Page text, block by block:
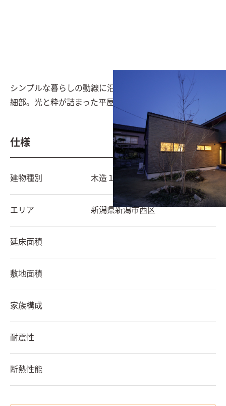
シンプルな暮らしの動線に沿った間取りと作りこまれた
細部。光と粋が詰まった平屋。
仕様
建物種別 木造１階建て
エリア 新潟県新潟市西区
延床面積
敷地面積
家族構成
耐震性
断熱性能